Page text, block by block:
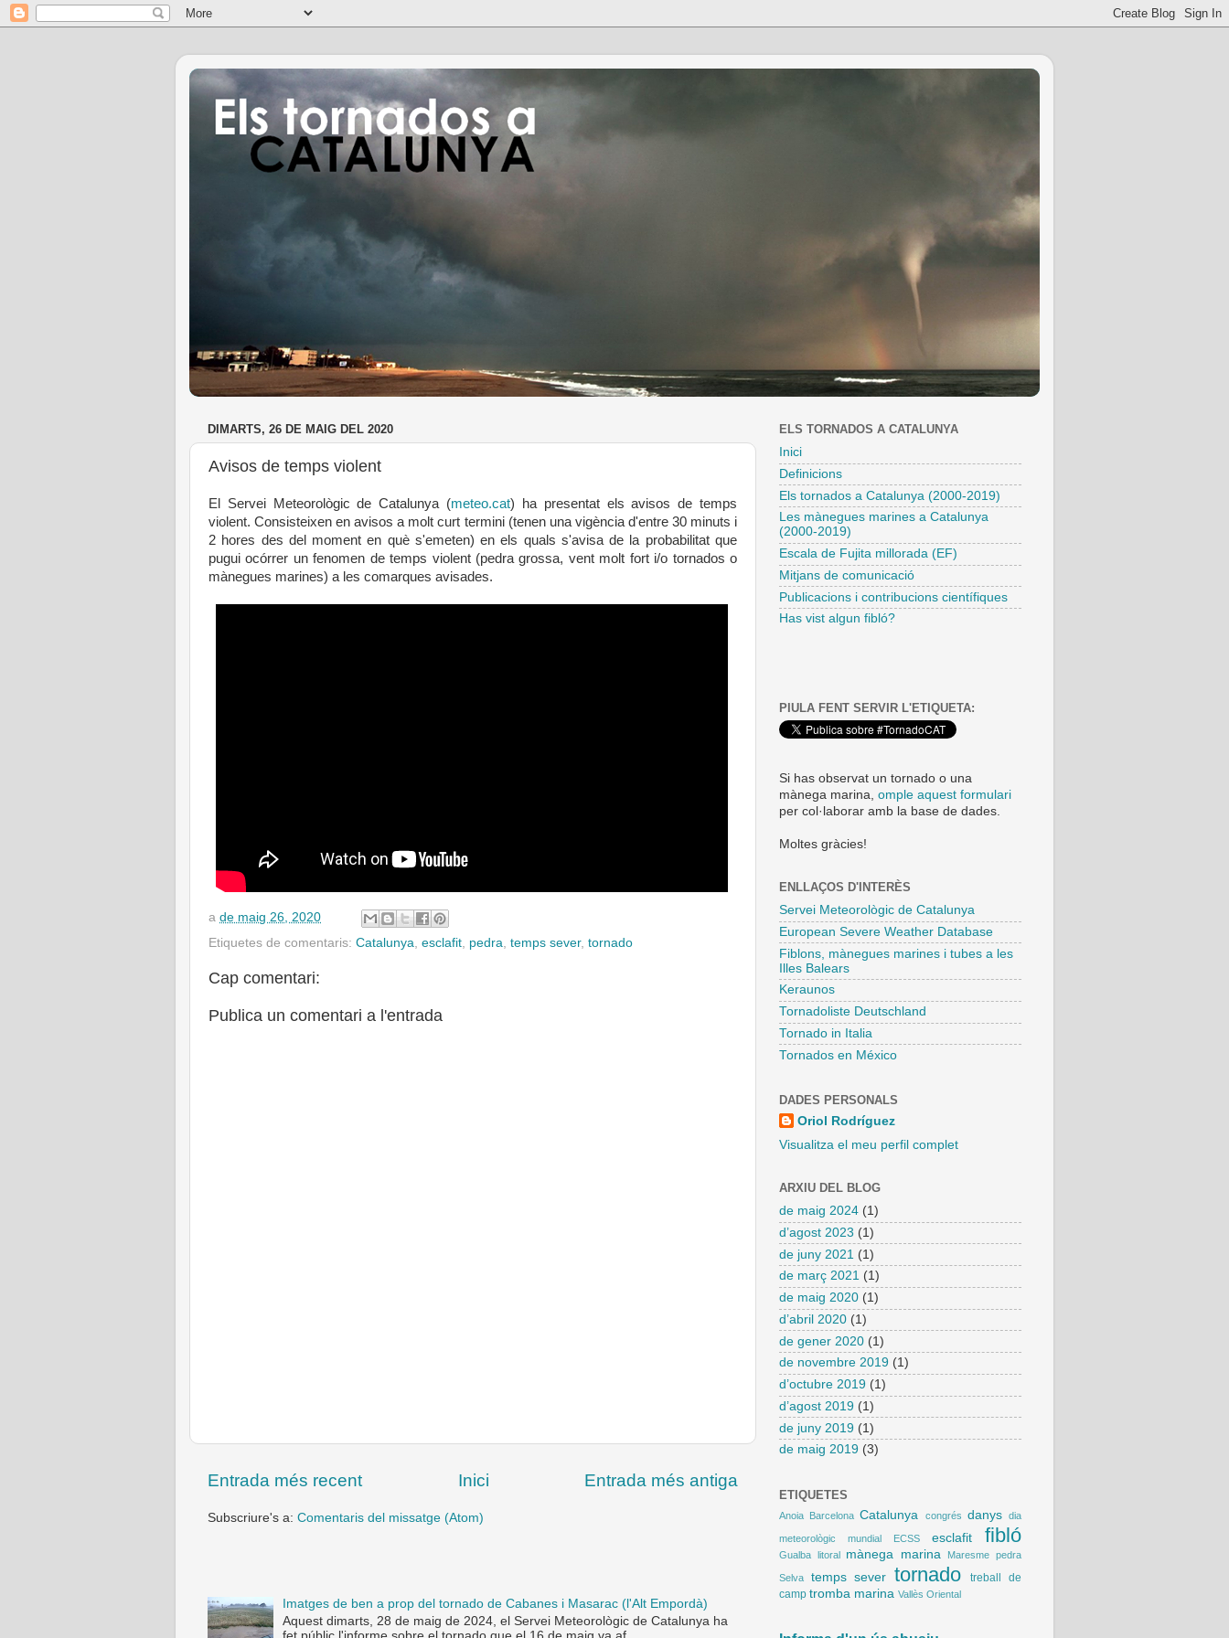
DIMARTS, 26 DE MAIG DEL 2020
Avisos de temps violent
El Servei Meteorològic de Catalunya (meteo.cat) ha presentat els avisos de temps
violent. Consisteixen en avisos a molt curt termini (tenen una vigència d'entre 30 minuts i
2 hores des del moment en què s'emeten) en els quals s'avisa de la probabilitat que
pugui ocórrer un fenomen de temps violent (pedra grossa, vent molt fort i/o tornados o
mànegues marines) a les comarques avisades.
a de maig 26, 2020
Etiquetes de comentaris: Catalunya esclafit pedra temps sever, tornado
Cap comentari:
Publica un comentari a l'entrada
Entrada més recent Entrada més antiga
Inici
Subscriure's a: Comentaris del missatge (Atom)
Imatges de ben a prop del tornado de Cabanes i Masarac (l'Alt Empordà)
Aquest dimarts, 28 de maig de 2024, el Servei Meteorològic de Catalunya ha
ELS TORNADOS A CATALUNYA
Inici
Definicions
Els tornados a Catalunya (2000-2019)
Les mànegues marines a Catalunya
(2000-2019)
Escala de Fujita millorada (EF)
Mitjans de comunicació
Publicacions i contribucions científiques
Has vist algun fibló?
PIULA FENT SERVIR L'ETIQUETA:
Si has observat un tornado o una
mànega marina, omple aquest formulari
per col·laborar amb la base de dades.
Moltes gràcies!
ENLLAÇOS D'INTERÈS
Servei Meteorològic de Catalunya
European Severe Weather Database
Fiblons, mànegues marines i tubes a les
Illes Balears
Keraunos
Tornadoliste Deutschland
Tornado in Italia
Tornados en México
DADES PERSONALS
Oriol Rodríguez
Visualitza el meu perfil complet
ARXIU DEL BLOG
de maig 2024 (1)
d’agost 2023 (1)
de juny 2021 (1)
de març 2021 (1)
de maig 2020 (1)
d’abril 2020 (1)
de gener 2020 (1)
de novembre 2019 (1)
d’octubre 2019 (1)
d’agost 2019 (1)
de juny 2019 (1)
de maig 2019 (3)
ETIQUETES
Anoia Barcelona Catalunya congrés danys dia
meteorològic mundial ECSS esclafit fibló
Gualba litoral mànega marina Maresme pedra
Selva temps sever tornado
treball de
camp tromba marina Vallès Oriental